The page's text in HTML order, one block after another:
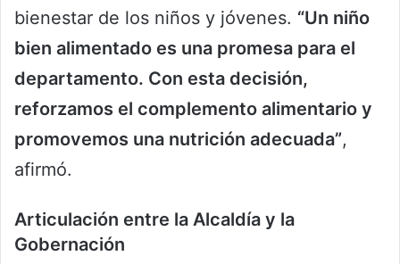
bienestar de los niños y jóvenes. “Un niño
bien alimentado es una promesa para el
departamento. Con esta decisión,
reforzamos el complemento alimentario y
promovemos una nutrición adecuada”,
afirmó.
Articulación entre la Alcaldía y la
Gobernación